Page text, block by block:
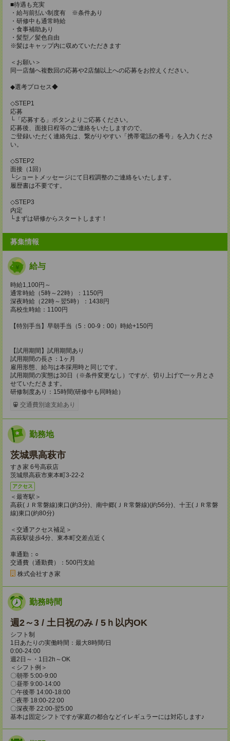
■待遇も充実
・給与前払い制度有 ※条件あり
・研修中も通常時給
・食事補助あり
・髪型／髪色自由
※髪はキャップ内に収めていただきます
＜お願い＞
同一店舗へ複数回の応募や2店舗以上への応募をお控えください。
◆選考プロセス◆
◇STEP1
応募
└「応募する」ボタンよりご応募ください。
応募後、面接日程等のご連絡をいたしますので、
ご登録いただく連絡先は、繋がりやすい「携帯電話の番号」を入力くださ
い。
◇STEP2
面接（1回）
└ショートメッセージにて日程調整のご連絡をいたします。
履歴書は不要です。
◇STEP3
内定
└まずは研修からスタートします！
募集情報
給与
時給1,100円～
通常時給（5時～22時）：1150円
深夜時給（22時～翌5時）：1438円
高校生時給：1100円
【特別手当】早朝手当（5：00-9：00）時給+150円
【試用期間】試用期間あり
試用期間の長さ：1ヶ月
雇用形態、給与は本採用時と同じです。
試用期間の実態は30日（※条件変更なし）ですが、切り上げで一ヶ月とさ
せていただきます。
研修制度あり：15時間(研修中も同時給）
交通費別途支給あり
勤務地
茨城県高萩市
すき家 6号高萩店
茨城県高萩市東本町3-22-2
アクセス
＜最寄駅＞
高萩(ＪＲ常磐線)東口(約3分)、南中郷(ＪＲ常磐線)(約56分)、十王(ＪＲ常磐
線)東口(約80分)
＜交通アクセス補足＞
高萩駅徒歩4分、東本町交差点近く
車通勤：○
交通費（通勤費）：500円支給
株式会社すき家
勤務時間
週2～3 / 土日祝のみ / 5ｈ以内OK
シフト制
1日あたりの実働時間：最大8時間/日
0:00-24:00
週2日～・1日2h～OK
＜シフト例＞
〇朝帯 5:00-9:00
〇昼帯 9:00-14:00
〇午後帯 14:00-18:00
〇夜帯 18:00-22:00
〇深夜帯 22:00-翌5:00
基本は固定シフトですが家庭の都合などイレギュラーには対応します♪